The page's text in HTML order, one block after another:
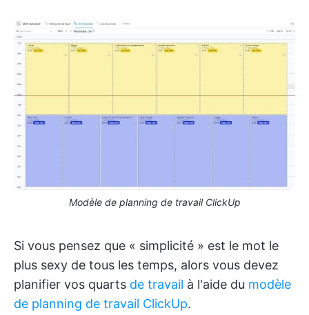
Modèle de planning de travail ClickUp
Si vous pensez que « simplicité » est le mot le
plus sexy de tous les temps, alors vous devez
planifier vos quarts de travail à l'aide du modèle
de planning de travail ClickUp.